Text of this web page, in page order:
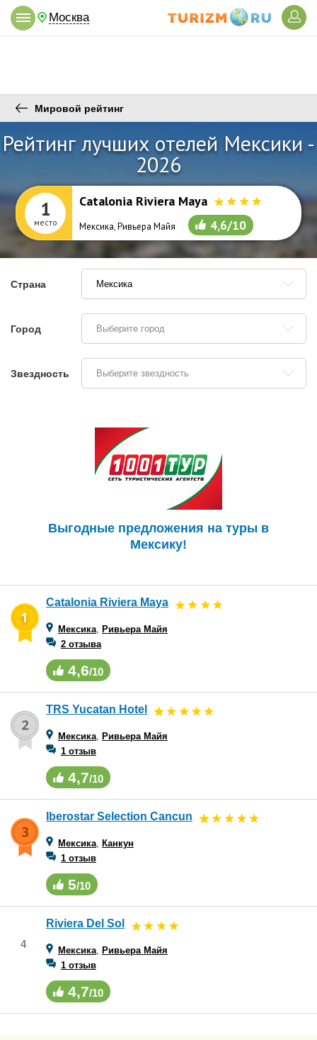
Москва
Мировой рейтинг
Рейтинг лучших отелей Мексики -
2026
1
место
Catalonia Riviera Maya
Мексика,Ривьера Майя 4,6/10
Страна Мексика
Город Выберите город
Звездность Выберите звездность
Выгодные предложения на туры в
Мексику!
Catalonia Riviera Maya
Мексика, Ривьера Майя
2 отзыва
4,6/10
TRS Yucatan Hotel
Мексика, Ривьера Майя
1 отзыв
4,7/10
Iberostar Selection Cancun
Мексика, Канкун
1 отзыв
5/10
4
Riviera Del Sol
Мексика, Ривьера Майя
1 отзыв
4,7/10